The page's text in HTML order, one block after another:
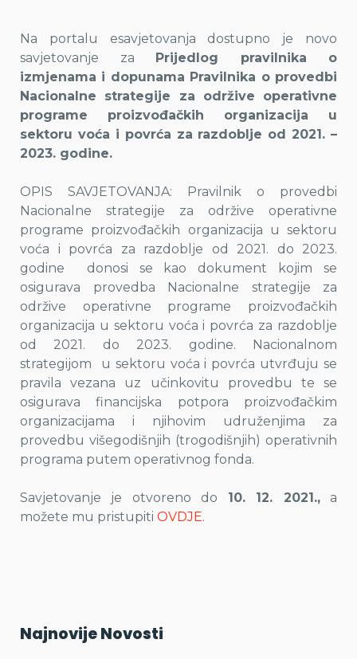
Na portalu esavjetovanja dostupno je novo
savjetovanje za Prijedlog pravilnika o
izmjenama i dopunama Pravilnika o provedbi
Nacionalne strategije za održive operativne
programe proizvođačkih organizacija u
sektoru voća i povrća za razdoblje od 2021. –
2023. godine.
OPIS SAVJETOVANJA: Pravilnik o provedbi
Nacionalne strategije za održive operativne
programe proizvođačkih organizacija u sektoru
voća i povrća za razdoblje od 2021. do 2023.
godine donosi se kao dokument kojim se
osigurava provedba Nacionalne strategije za
održive operativne programe proizvođačkih
organizacija u sektoru voća i povrća za razdoblje
od 2021. do 2023. godine. Nacionalnom
strategijom u sektoru voća i povrća utvrđuju se
pravila vezana uz učinkovitu provedbu te se
osigurava financijska potpora proizvođačkim
organizacijama i njihovim udruženjima za
provedbu višegodišnjih (trogodišnjih) operativnih
programa putem operativnog fonda.
Savjetovanje je otvoreno do 10. 12. 2021.,a
možete mu pristupiti OVDJE.
Najnovije Novosti